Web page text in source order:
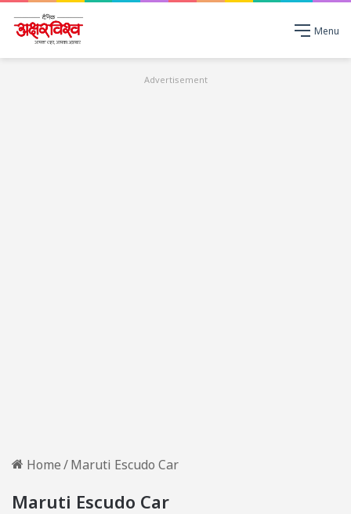
Menu
Advertisement
Home/Maruti Escudo Car
Maruti Escudo Car